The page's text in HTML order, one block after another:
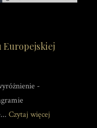
-
Czytaj więcej